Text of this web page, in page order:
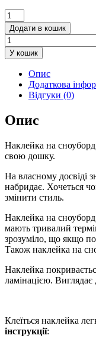
Наклейка
на
сноуборд
Художник
кількість
Додати в кошик
У кошик
Опис
Додаткова
Відгуки (0)
Опис
Наклейка на
свою дошку.
На власному досвіді
набридає. Хочеться
змінити стиль.
Наклейка на сноуборд
мають тривалий
зрозуміло, що якщо
Також наклейка на
Наклейка
ламінацією. Виглядає
Клеїться наклейка
інструкції: